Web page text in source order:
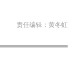
责任编辑： 黄冬虹